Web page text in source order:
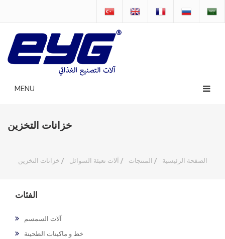
خزانات التخزين
الصفحة الرئيسية / المنتجات / آلات تعبئة السوائل / خزانات التخزين
الفئات
آلات السمسم
خط و ماكينات الطحينة